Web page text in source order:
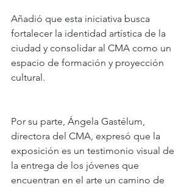
Añadió que esta iniciativa busca
fortalecer la identidad artística de la
ciudad y consolidar al CMA como un
espacio de formación y proyección
cultural.
Por su parte, Ángela Gastélum,
directora del CMA, expresó que la
exposición es un testimonio visual de
la entrega de los jóvenes que
encuentran en el arte un camino de